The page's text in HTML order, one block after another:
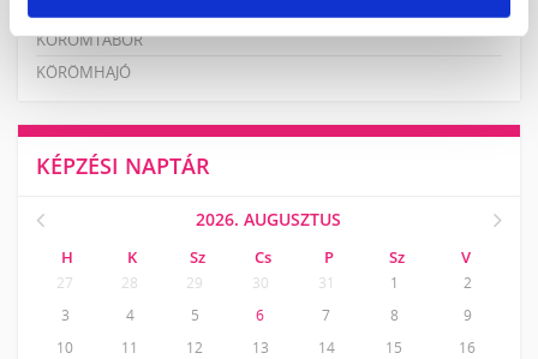
KÖRÖMTÁBOR
KÖRÖMHAJÓ
KÉPZÉSI NAPTÁR
2026. AUGUSZTUS
H K Sz Cs P Sz V
27 28 29 30 31 1
2
3
4 5 6 7 8
9
10
11 12 13 14 15
16